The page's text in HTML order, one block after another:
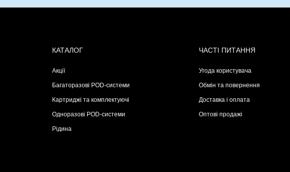
КАТАЛОГ
Акції
Багаторазові POD-системи
Картриджі та комплектуючі
Одноразові POD-системи
Рідина
ЧАСТІ ПИТАННЯ
Угода користувача
Обмін та повернення
Доставка і оплата
Оптові продажі